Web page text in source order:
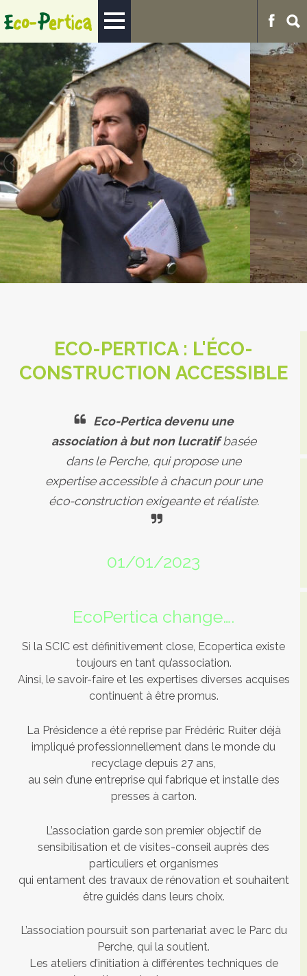
Une expérience
solide avec plus de
250 chantiers d'éco-
construction
accompagnés
ECO-PERTICA : L'ÉCO-
CONSTRUCTION ACCESSIBLE
Eco-Pertica devenu une
association à but non lucratifbasée
dans le Perche, qui propose une
expertise accessible à chacun pour une
éco-construction exigeante et réaliste.
01/01/2023
EcoPertica change….
Si la SCIC est définitivement close, Ecopertica existe
toujours en tant qu’association.
Ainsi, le savoir-faire et les expertises diverses acquises
continuent à être promus.
La Présidence a été reprise par Frédéric Ruiter déjà
impliqué professionnellement dans le monde du
recyclage depuis 27 ans,
au sein d’une entreprise qui fabrique et installe des
presses à carton.
L’association garde son premier objectif de
sensibilisation et de visites-conseil auprès des
particuliers et organismes
qui entament des travaux de rénovation et souhaitent
être guidés dans leurs choix.
L’association poursuit son partenariat avec le Parc du
Perche, qui la soutient.
Les ateliers d’initiation à différentes techniques de